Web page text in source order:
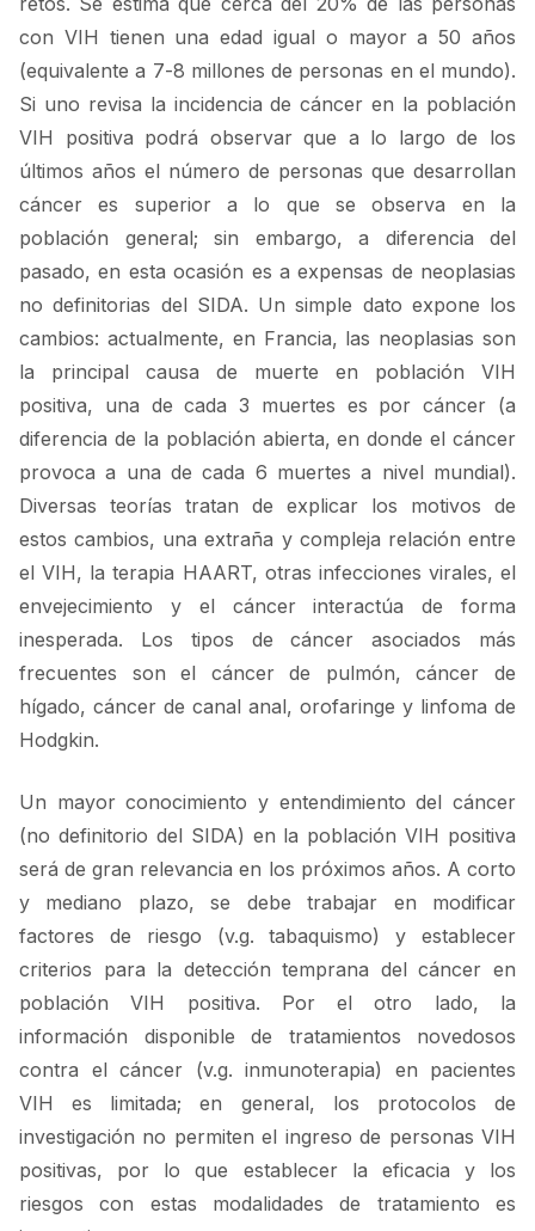
con VIH tienen una edad igual o mayor a 50 años
(equivalente a 7-8 millones de personas en el mundo).
Si uno revisa la incidencia de cáncer en la población
VIH positiva podrá observar que a lo largo de los
últimos años el número de personas que desarrollan
cáncer es superior a lo que se observa en la
población general; sin embargo, a diferencia del
pasado, en esta ocasión es a expensas de neoplasias
no definitorias del SIDA. Un simple dato expone los
cambios: actualmente, en Francia, las neoplasias son
la principal causa de muerte en población VIH
positiva, una de cada 3 muertes es por cáncer (a
diferencia de la población abierta, en donde el cáncer
provoca a una de cada 6 muertes a nivel mundial).
Diversas teorías tratan de explicar los motivos de
estos cambios, una extraña y compleja relación entre
el VIH, la terapia HAART, otras infecciones virales, el
envejecimiento y el cáncer interactúa de forma
inesperada. Los tipos de cáncer asociados más
frecuentes son el cáncer de pulmón, cáncer de
hígado, cáncer de canal anal, orofaringe y linfoma de
Hodgkin.
Un mayor conocimiento y entendimiento del cáncer
(no definitorio del SIDA) en la población VIH positiva
será de gran relevancia en los próximos años. A corto
y mediano plazo, se debe trabajar en modificar
factores de riesgo (v.g. tabaquismo) y establecer
criterios para la detección temprana del cáncer en
población VIH positiva. Por el otro lado, la
información disponible de tratamientos novedosos
contra el cáncer (v.g. inmunoterapia) en pacientes
VIH es limitada; en general, los protocolos de
investigación no permiten el ingreso de personas VIH
positivas, por lo que establecer la eficacia y los
riesgos con estas modalidades de tratamiento es